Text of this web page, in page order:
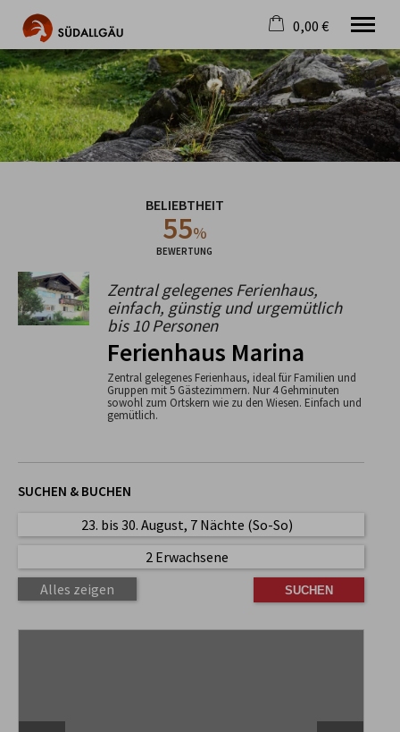
Die schönste Seite im Allgäu
Aktuell
Destination
Gastgeber
Jobs
0,00 €
×
Warenkorb ist leer
Zentral gelegenes Ferienhaus,
einfach, günstig und urgemütlich
bis 10 Personen
Ferienhaus Marina
Zentral gelegenes Ferienhaus, ideal für Familien und
Gruppen mit 5 Gästezimmern. Nur 4 Gehminuten
sowohl zum Ortskern wie zu den Wiesen. Einfach und
gemütlich.
BELIEBTHEIT
55%
BEWERTUNG
SUCHEN & BUCHEN
23. bis 30. August, 7 Nächte (So-So)
2 Erwachsene
Alles zeigen